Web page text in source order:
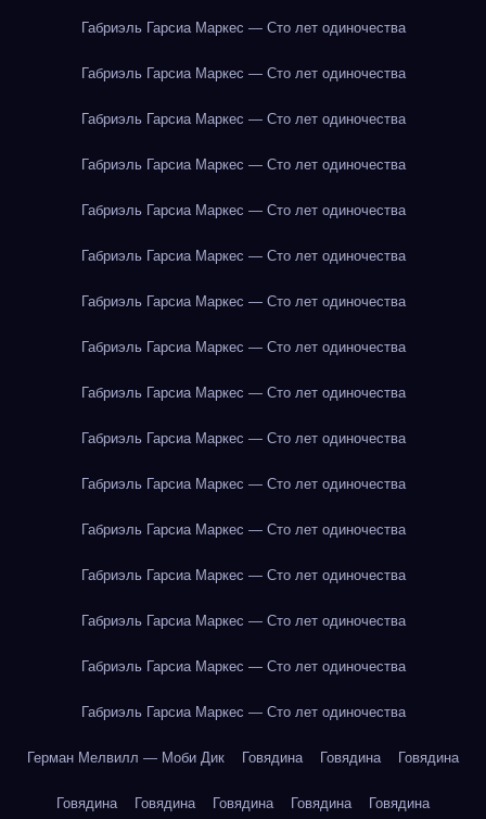
Габриэль Гарсиа Маркес — Сто лет одиночества
Габриэль Гарсиа Маркес — Сто лет одиночества
Габриэль Гарсиа Маркес — Сто лет одиночества
Габриэль Гарсиа Маркес — Сто лет одиночества
Габриэль Гарсиа Маркес — Сто лет одиночества
Габриэль Гарсиа Маркес — Сто лет одиночества
Габриэль Гарсиа Маркес — Сто лет одиночества
Габриэль Гарсиа Маркес — Сто лет одиночества
Габриэль Гарсиа Маркес — Сто лет одиночества
Габриэль Гарсиа Маркес — Сто лет одиночества
Габриэль Гарсиа Маркес — Сто лет одиночества
Габриэль Гарсиа Маркес — Сто лет одиночества
Габриэль Гарсиа Маркес — Сто лет одиночества
Габриэль Гарсиа Маркес — Сто лет одиночества
Габриэль Гарсиа Маркес — Сто лет одиночества
Габриэль Гарсиа Маркес — Сто лет одиночества
Герман Мелвилл — Моби Дик Говядина Говядина Говядина
Говядина Говядина Говядина Говядина Говядина